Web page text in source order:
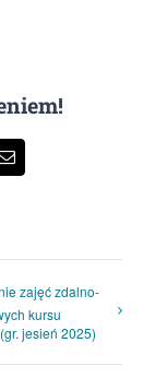
Email
zajęć zdalno-
kursu
jesień 2025)